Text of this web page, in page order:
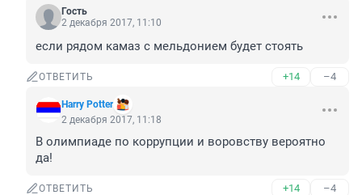
Гость
2 декабря 2017, 11:10
если рядом камаз с мельдонием будет стоять
ОТВЕТИТЬ +14 –4
Harry Potter
2 декабря 2017, 11:18
В олимпиаде по коррупции и воровству вероятно
да!
ОТВЕТИТЬ +14 –4